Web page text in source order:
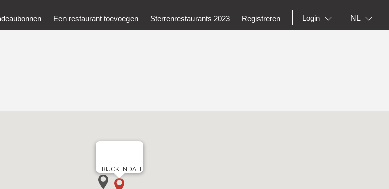
Een restaurant toevoegen Sterrenrestaurants 2023 Registreren Login NL
RIJCKENDAEL